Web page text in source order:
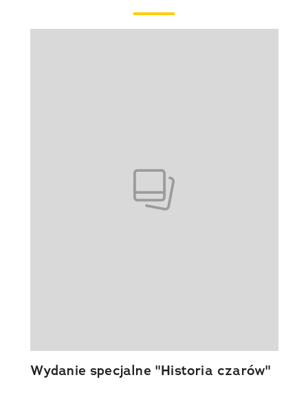
Wydanie specjalne "Historia czarów"